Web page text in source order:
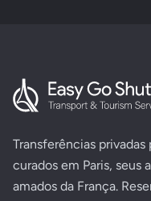
Transferências
curados em Paris, seus
amados da França.